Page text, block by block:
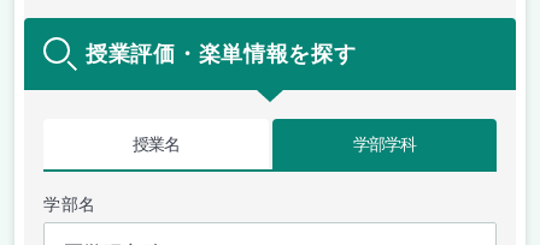
授業評価・楽単情報を探す
授業名 学部学科
学部名